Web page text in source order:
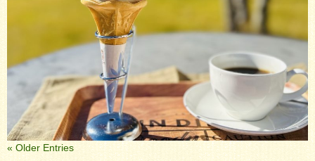
« Older Entries